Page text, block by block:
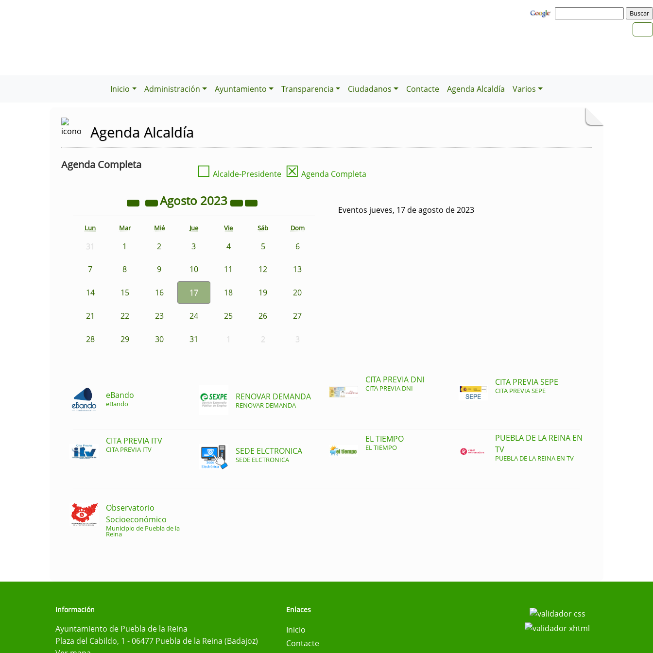
Inicio Administración Ayuntamiento Transparencia Ciudadanos Contacte Agenda Alcaldía Varios
Agenda Alcaldía
Agenda Completa ☐ Alcalde-Presidente ☒ Agenda Completa
Agosto 2023
Lun Mar Mié Jue Vie Sáb Dom
31 1 2 3 4 5 6
7 8 9 10 11 12 13
14 15 16 17 18 19 20
21 22 23 24 25 26 27
28 29 30 31 1 2 3
Eventos jueves, 17 de agosto de 2023
eBando
eBando
RENOVAR DEMANDA
RENOVAR DEMANDA
CITA PREVIA DNI
CITA PREVIA DNI
CITA PREVIA SEPE
CITA PREVIA SEPE
CITA PREVIA ITV
CITA PREVIA ITV SEDE ELCTRONICA
SEDE ELCTRONICA
EL TIEMPO
EL TIEMPO
PUEBLA DE LA REINA EN
TV
PUEBLA DE LA REINA EN TV
Observatorio
Socioeconómico
Municipio de Puebla de la
Reina
Información
Ayuntamiento de Puebla de la Reina
Plaza del Cabildo, 1 - 06477 Puebla de la Reina (Badajoz)
Enlaces
Inicio
Contacte